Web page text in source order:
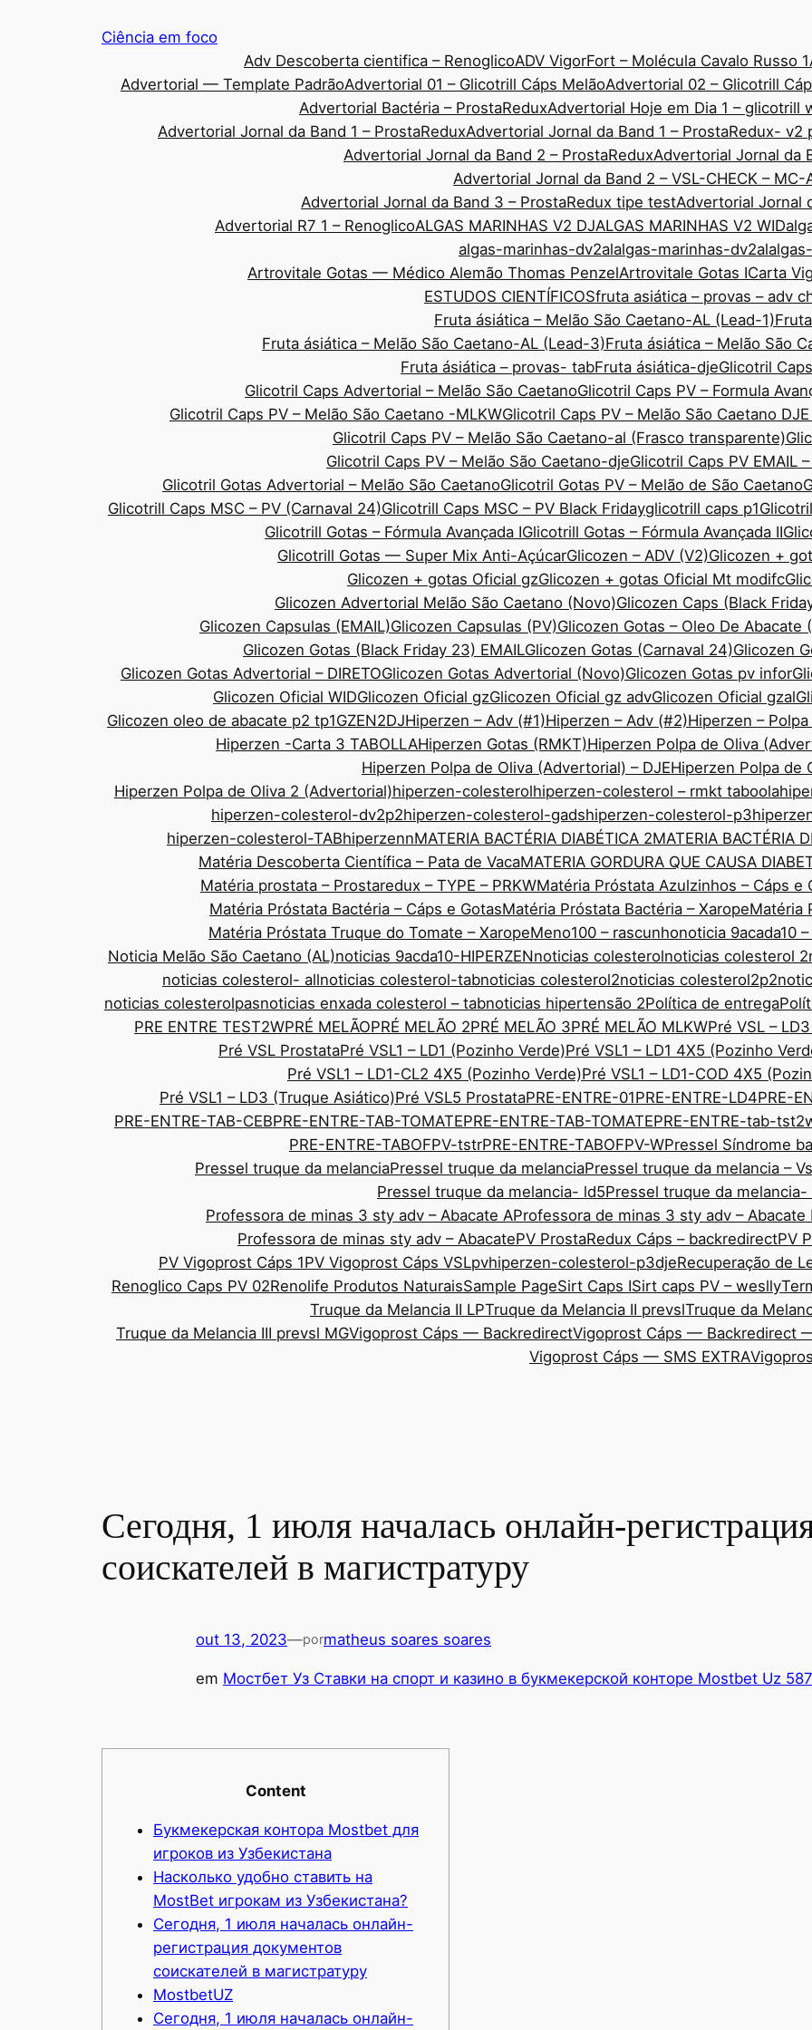
Ciência em foco
Adv Descoberta cientifica – RenoglicoADV VigorFort – Molécula Cavalo Russo 1
Advertorial — Template PadrãoAdvertorial 01 – Glicotrill Cáps MelãoAdvertorial 02 – Glicotrill
Advertorial Bactéria – ProstaReduxAdvertorial Hoje em Dia 1 – glicotrill
Advertorial Jornal da Band 1 – ProstaReduxAdvertorial Jornal da Band 1 – ProstaRedux- v2
Advertorial Jornal da Band 2 – ProstaReduxAdvertorial Jornal da
Advertorial Jornal da Band 2 – VSL-CHECK – MC-
Advertorial Jornal da Band 3 – ProstaRedux tipe testAdvertorial Jornal
Advertorial R7 1 – RenoglicoALGAS MARINHAS V2 DJALGAS MARINHAS V2 WID
algas-marinhas-dv2alalgas-marinhas-dv2al
Artrovitale Gotas — Médico Alemão Thomas PenzelArtrovitale Gotas ICarta
ESTUDOS CIENTÍFICOSfruta asiática – provas – adv
Fruta ásiática – Melão São Caetano-AL (Lead-1)
Fruta ásiática – Melão São Caetano-AL (Lead-3)Fruta ásiática – Melão São
Fruta ásiática – provas- tabFruta ásiática-djeGlicotril
Glicotril Caps Advertorial – Melão São CaetanoGlicotril Caps PV – Formula
Glicotril Caps PV – Melão São Caetano -MLKWGlicotril Caps PV – Melão São Caetano
Glicotril Caps PV – Melão São Caetano-al (Frasco transparente)
Glicotril Caps PV – Melão São Caetano-djeGlicotril Caps PV EMAIL
Glicotril Gotas Advertorial – Melão São CaetanoGlicotril Gotas PV – Melão de São Caetano
Glicotrill Caps MSC – PV (Carnaval 24)Glicotrill Caps MSC – PV Black Fridayglicotrill caps p1
Glicotrill Gotas – Fórmula Avançada IGlicotrill Gotas – Fórmula Avançada II
Glicotrill Gotas — Super Mix Anti-AçúcarGlicozen – ADV (V2)Glicozen +
Glicozen + gotas Oficial gzGlicozen + gotas Oficial Mt modifc
Glicozen Advertorial Melão São Caetano (Novo)Glicozen Caps (Black
Glicozen Capsulas (EMAIL)Glicozen Capsulas (PV)Glicozen Gotas – Oleo De Abacate
Glicozen Gotas (Black Friday 23) EMAILGlicozen Gotas (Carnaval 24)Glicozen
Glicozen Gotas Advertorial – DIRETOGlicozen Gotas Advertorial (Novo)Glicozen Gotas pv infor
Glicozen Oficial WIDGlicozen Oficial gzGlicozen Oficial gz advGlicozen Oficial gzal
Glicozen oleo de abacate p2 tp1GZEN2DJHiperzen – Adv (#1)Hiperzen – Adv (#2)Hiperzen –
Hiperzen -Carta 3 TABOLLAHiperzen Gotas (RMKT)Hiperzen Polpa de Oliva
Hiperzen Polpa de Oliva (Advertorial) – DJEHiperzen Polpa de
Hiperzen Polpa de Oliva 2 (Advertorial)hiperzen-colesterolhiperzen-colesterol – rmkt taboola
hiperzen-colesterol-dv2p2hiperzen-colesterol-gadshiperzen-colesterol-p3
hiperzen-colesterol-TABhiperzennMATERIA BACTÉRIA DIABÉTICA 2MATERIA BACTÉRIA
Matéria Descoberta Científica – Pata de VacaMATERIA GORDURA QUE CAUSA
Matéria prostata – Prostaredux – TYPE – PRKWMatéria Próstata Azulzinhos – Cáps e
Matéria Próstata Bactéria – Cáps e GotasMatéria Próstata Bactéria – XaropeMatéria
Matéria Próstata Truque do Tomate – XaropeMeno100 – rascunhonoticia 9acada10
Noticia Melão São Caetano (AL)noticias 9acda10-HIPERZENnoticias colesterolnoticias colesterol 2
noticias colesterol- allnoticias colesterol-tabnoticias colesterol2noticias colesterol2p2
noticias colesterolpasnoticias enxada colesterol – tabnoticias hipertensão 2Política de entrega
PRE ENTRE TEST2WPRÉ MELÃOPRÉ MELÃO 2PRÉ MELÃO 3PRÉ MELÃO MLKWPré VSL –
Pré VSL ProstataPré VSL1 – LD1 (Pozinho Verde)Pré VSL1 – LD1 4X5 (Pozinho
Pré VSL1 – LD1-CL2 4X5 (Pozinho Verde)Pré VSL1 – LD1-COD 4X5
Pré VSL1 – LD3 (Truque Asiático)Pré VSL5 ProstataPRE-ENTRE-01PRE-ENTRE-LD4PRE-
PRE-ENTRE-TAB-CEBPRE-ENTRE-TAB-TOMATEPRE-ENTRE-TAB-TOMATEPRE-ENTRE-tab-
PRE-ENTRE-TABOFPV-tstrPRE-ENTRE-TABOFPV-WPressel Síndrome
Pressel truque da melanciaPressel truque da melanciaPressel truque da melancia –
Pressel truque da melancia- ld5Pressel truque da
Professora de minas 3 sty adv – Abacate AProfessora de minas 3 sty adv – Abacate
Professora de minas sty adv – AbacatePV ProstaRedux Cáps – backredirectPV
PV Vigoprost Cáps 1PV Vigoprost Cáps VSLpvhiperzen-colesterol-p3djeRecuperação de
Renoglico Caps PV 02Renolife Produtos NaturaisSample PageSirt Caps ISirt caps PV – weslly
Truque da Melancia II LPTruque da Melancia II prevslTruque da
Truque da Melancia III prevsl MGVigoprost Cáps — BackredirectVigoprost Cáps — Backredirect
Vigoprost Cáps — SMS EXTRA
Сегодня, 1 июля началась онлайн-
соискателей в магистратуру
out 13, 2023—pormatheus soares soares
em Мостбет Уз Ставки на спорт и казино в букмекерской конторе Mostbet Uz 587
Content
Букмекерская контора Mostbet для
игроков из Узбекистана
Насколько удобно ставить на
MostBet игрокам из Узбекистана?
Сегодня, 1 июля началась онлайн-
регистрация документов
соискателей в магистратуру
MostbetUZ
Сегодня, 1 июля началась онлайн-